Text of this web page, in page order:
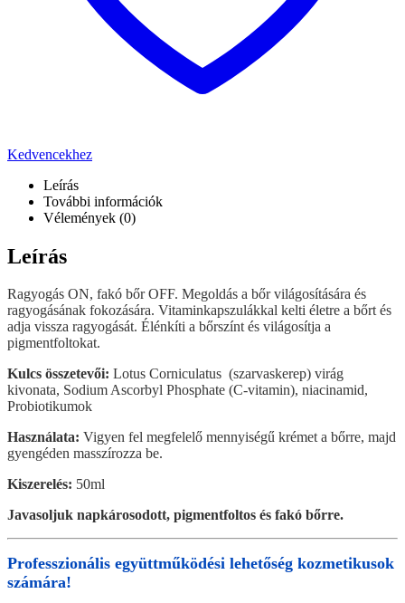
Kedvencekhez
Leírás
További információk
Vélemények (0)
Leírás
Ragyogás ON, fakó bőr OFF. Megoldás a bőr világosítására és
ragyogásának fokozására. Vitaminkapszulákkal kelti életre a bőrt és
adja vissza ragyogását. Élénkíti a bőrszínt és világosítja a
pigmentfoltokat.
Kulcs összetevői: Lotus Corniculatus (szarvaskerep) virág
kivonata, Sodium Ascorbyl Phosphate (C-vitamin), niacinamid,
Probiotikumok
Használata: Vigyen fel megfelelő mennyiségű krémet a bőrre, majd
gyengéden masszírozza be.
Kiszerelés: 50ml
Javasoljuk napkárosodott, pigmentfoltos és fakó bőrre.
Professzionális együttműködési lehetőség kozmetikusok
számára!